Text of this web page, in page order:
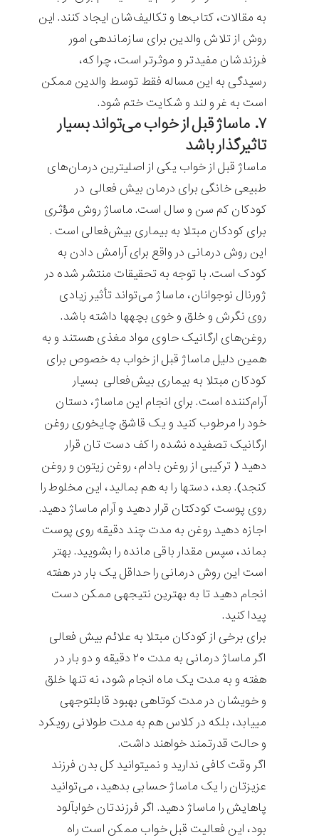
به مقالات، کتاب‌ها و تکالیف‌شان ایجاد کنند. این
روش از تلاش والدین برای سازماندهی امور
فرزندشان مفیدتر و موثرتر است، چرا که،
رسیدگی به این مساله فقط توسط والدین ممکن
است به غر و لند و شکایت ختم شود.
۷. ماساژ قبل از خواب می‌تواند بسیار
تاثیرگذار باشد
ماساژ قبل از خواب یکی از اصلی‎ترین درمان‌های
طبیعی خانگی برای درمان بیش فعالی در
کودکان کم سن و سال است. ماساژ روش مؤثری
برای کودکان مبتلا به بیماری بیش‌فعالی است .
این روش درمانی در واقع برای آرامش دادن به
کودک است. با توجه به تحقیقات منتشر شده در
ژورنال نوجوانان، ماساژ می‌تواند تأثیر زیادی
روی نگرش و خلق و خوی بچه‎ها داشته باشد.
روغن‌های ارگانیک حاوی مواد مغذی هستند و به
همین دلیل ماساژ قبل از خواب به خصوص برای
کودکان مبتلا به بیماری بیش‌فعالی بسیار
آرام‌کننده است. برای انجام این ماساژ، دستان
خود را مرطوب کنید و یک قاشق چایخوری روغن
ارگانیک تصفیده نشده را کف دست تان قرار
دهید ( ترکیبی از روغن بادام، روغن زیتون و روغن
کنجد). بعد، دست‎ها را به هم بمالید، این مخلوط را
روی پوست كودك‎تان قرار دهید و آرام ماساژ دهید.
اجازه دهید روغن به مدت چند دقیقه روی پوست
بماند، سپس مقدار باقی مانده را بشویید. بهتر
است این روش درمانی را حداقل یک بار در هفته
انجام دهید تا به بهترین نتیجه‎ی ممکن دست
پیدا کنید.
برای برخی از کودکان مبتلا به علائم بیش فعالی
اگر ماساژ درمانی به مدت ۲۰ دقیقه و دو بار در
هفته و به مدت یک ماه انجام شود، نه تنها خلق
و خوی‎شان در مدت کوتاهی بهبود قابل‎توجهی
می‎یابد، بلکه در کلاس هم به مدت طولانی رویکرد
و حالت قدرتمند خواهند داشت.
اگر وقت کافی ندارید و نمی‎توانید کل بدن فرزند
عزیزتان را یک ماساژ حسابی بدهید، می‌توانید
پاهایش را ماساژ دهید. اگر فرزندتان خواب‎آلود
بود، این فعالیت قبل خواب ممکن است راه